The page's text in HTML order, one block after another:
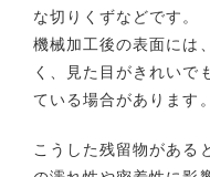
な切りくずなどです。
機械加工後の表面には
く、見た目がきれいで
ている場合があります。
こうした残留物がある